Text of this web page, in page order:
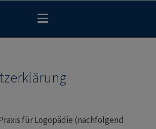
für Logopädie (nachfolgend